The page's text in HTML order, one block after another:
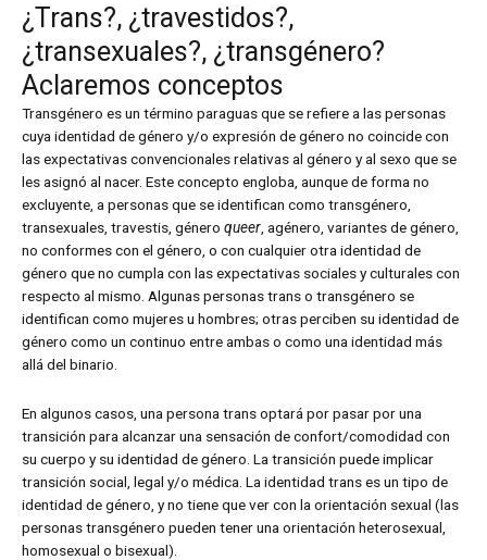
¿Trans?, ¿travestidos?,
¿transexuales?, ¿transgénero?
Aclaremos conceptos
Transgénero es un término paraguas que se refiere a las personas
cuya identidad de género y/o expresión de género no coincide con
las expectativas convencionales relativas al género y al sexo que se
les asignó al nacer. Este concepto engloba, aunque de forma no
excluyente, a personas que se identifican como transgénero,
transexuales, travestis, género queer , agénero, variantes de género,
no conformes con el género, o con cualquier otra identidad de
género que no cumpla con las expectativas sociales y culturales con
respecto al mismo. Algunas personas trans o transgénero se
identifican como mujeres u hombres; otras perciben su identidad de
género como un continuo entre ambas o como una identidad más
allá del binario.
En algunos casos, una persona trans optará por pasar por una
transición para alcanzar una sensación de confort/comodidad con
su cuerpo y su identidad de género. La transición puede implicar
transición social, legal y/o médica. La identidad trans es un tipo de
identidad de género, y no tiene que ver con la orientación sexual (las
personas transgénero pueden tener una orientación heterosexual,
homosexual o bisexual).